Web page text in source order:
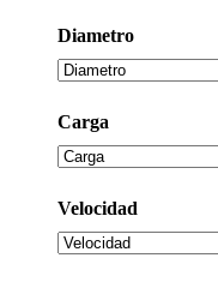
Diametro
Carga
Velocidad